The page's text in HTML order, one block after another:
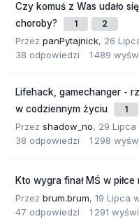
Czy komuś z Was udało
choroby?
1 2
Przez panPytajnick, 26
38 odpowiedzi 1 489
Lifehack, gamechanger -
w codziennym życiu
1
Przez shadow_no, 29 Lipca
38 odpowiedzi 1 298
Kto wygra finał MŚ w piłce
Przez brum.brum, 19 Lipca
47 odpowiedzi 1 291